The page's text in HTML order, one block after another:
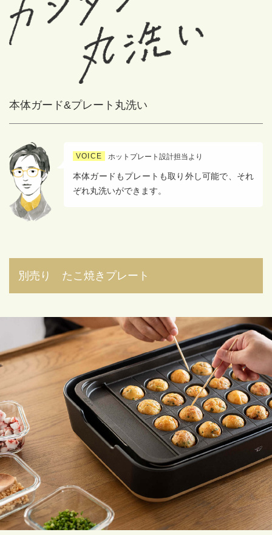
本体ガード&プレート丸洗い
VOICE ホットプレート設計担当より
本体ガードもプレートも取り外し可能で、それ
ぞれ丸洗いができます。
別売り たこ焼きプレート